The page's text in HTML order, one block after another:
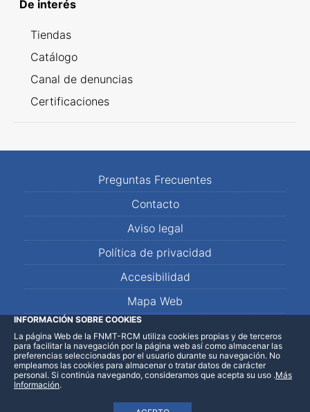
De interés
Tiendas
Catálogo
Canal de denuncias
Certificaciones
Preguntas Frecuentes
Contacto
Aviso legal
Política de privacidad
Accesibilidad
Mapa Web
LinkedInFacebookWhatsApp
INFORMACIÓN SOBRE COOKIES
La página Web de la FNMT-RCM utiliza cookies propias y de terceros
para facilitar la navegación por la página web así como almacenar las
preferencias seleccionadas por el usuario durante su navegación. No
empleamos las cookies para almacenar o tratar datos de carácter
personal. Si continúa navegando, consideramos que acepta su uso .Más
Información.